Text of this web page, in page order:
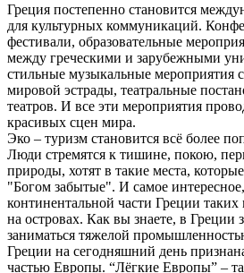
Греция постепенно становится
для культурных коммуникаций.
фестивали, образовательные
между греческими и зарубежными
стильные музыкальные мероприятия с
мировой эстрады, театральные
театров. И все эти мероприятия
красивых сцен мира.
Эко – туризм становится всё более
Люди стремятся к тишине, покою,
природы, хотят в такие места,
"Богом забытые". И самое
континентальной части Греции
на островах. Как вы знаете, в Греции
заниматься тяжелой
Греции на сегодняшний день
частью Европы. “Лёгкие Европы” –